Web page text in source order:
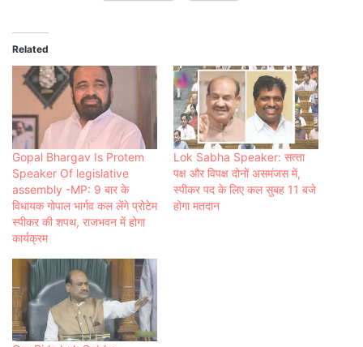
Related
Gopal Bhargav Is Protem
Speaker Of legislative
assembly -MP: 9 बार के
विधायक गोपाल भार्गव कल लेंगे प्रोटेम
स्पीकर की शपथ, राजभवन में होगा
कार्यक्रम
Lok Sabha Speaker: सत्‍ता
पक्ष और वि‍पक्ष दोनों असमंजस में,
स्पीकर पद के लिए कल सुबह 11 बजे
होगा मतदान